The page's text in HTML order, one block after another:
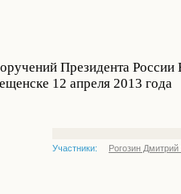
Президента
12 апреля 2013 года
Участники: Рогозин